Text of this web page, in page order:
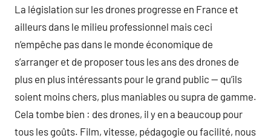
La législation sur les drones progresse en France et
ailleurs dans le milieu professionnel mais ceci
n’empêche pas dans le monde économique de
s’arranger et de proposer tous les ans des drones de
plus en plus intéressants pour le grand public — qu’ils
soient moins chers, plus maniables ou supra de gamme.
Cela tombe bien : des drones, il y en a beaucoup pour
tous les goûts. Film, vitesse, pédagogie ou facilité, nous